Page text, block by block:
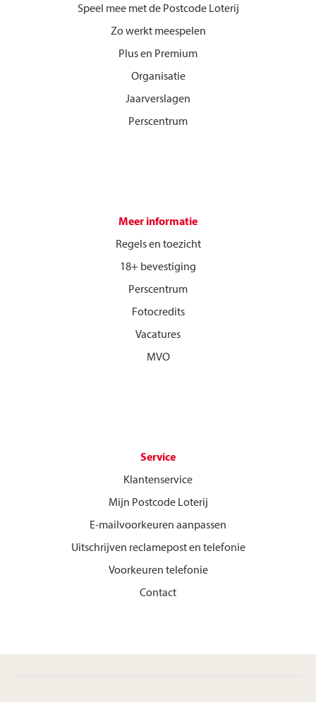
Speel mee met de Postcode Loterij
Zo werkt meespelen
Plus en Premium
Organisatie
Jaarverslagen
Perscentrum
Meer informatie
Regels en toezicht
18+ bevestiging
Perscentrum
Fotocredits
Vacatures
MVO
Service
Klantenservice
Mijn Postcode Loterij
E-mailvoorkeuren aanpassen
Uitschrijven reclamepost en telefonie
Voorkeuren telefonie
Contact